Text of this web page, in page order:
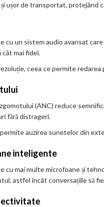
ușor de transportat, protejând
cu un sistem audio avansat
cât mai fidel.
ceea ce permite
(ANC) reduce
fără distrageri.
auzirea sunetelor din
inteligente
cu mai multe microfoane și
astfel încât conversațiile să